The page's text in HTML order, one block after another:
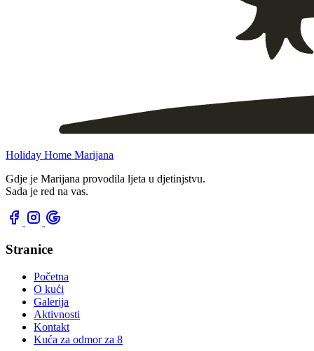
Holiday Home Marijana
Gdje je Marijana provodila ljeta u djetinjstvu.
Sada je red na vas.
Stranice
Početna
O kući
Galerija
Aktivnosti
Kontakt
Kuća za odmor za 8